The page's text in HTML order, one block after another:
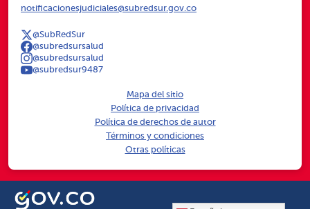
notificacionesjudiciales@subredsur.gov.co
@SubRedSur
@subredsursalud
@subredsursalud
@subredsur9487
Mapa del sitio
Política de privacidad
Política de derechos de autor
Términos y condiciones
Otras políticas